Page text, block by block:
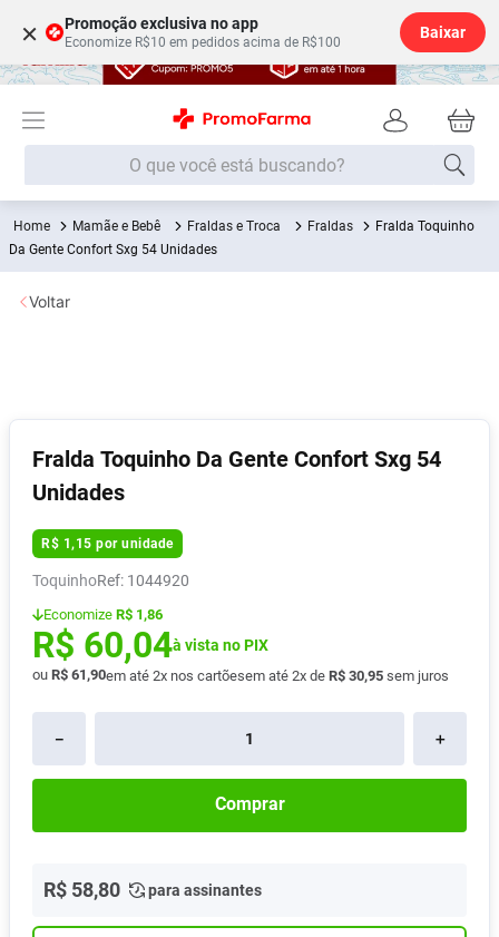
× Promoção exclusiva no app
Economize R$10 em pedidos acima de R$100
Baixar
O que você está buscando?
Mamãe e Bebê Fraldas e Troca Fraldas
Fralda Toquinho
Da Gente Confort Sxg 54 Unidades
Fralda Toquinho Da Gente Confort Sxg 54
Unidades
R$ 1 ,15 por unidade
Toquinho : 1044920
Economize R$ 1,86
R$ 60,04à vista no PIX
ou R$ 61 ,90em até 2x nos cartõesem até 2x de R$ 30,95 sem juros
＋
－
Comprar
R$ 58,80 para assinantes
Voltar
Termos mais buscados
1º Fralda
2
5º Fralda G
6º Desodorante
7º Shampoo
8º Absorvente
9º Pampers Confort Sec